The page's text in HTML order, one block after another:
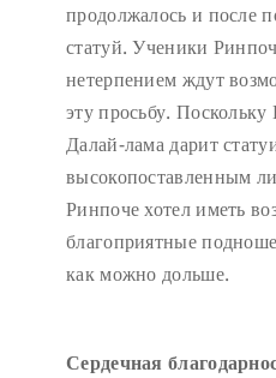
продолжалось и после
статуй. Ученики
нетерпением ждут
эту просьбу.
Далай-лама дарит
высокопоставленным
Ринпоче хотел иметь
благоприятные
как можно дольше.
Сердечная